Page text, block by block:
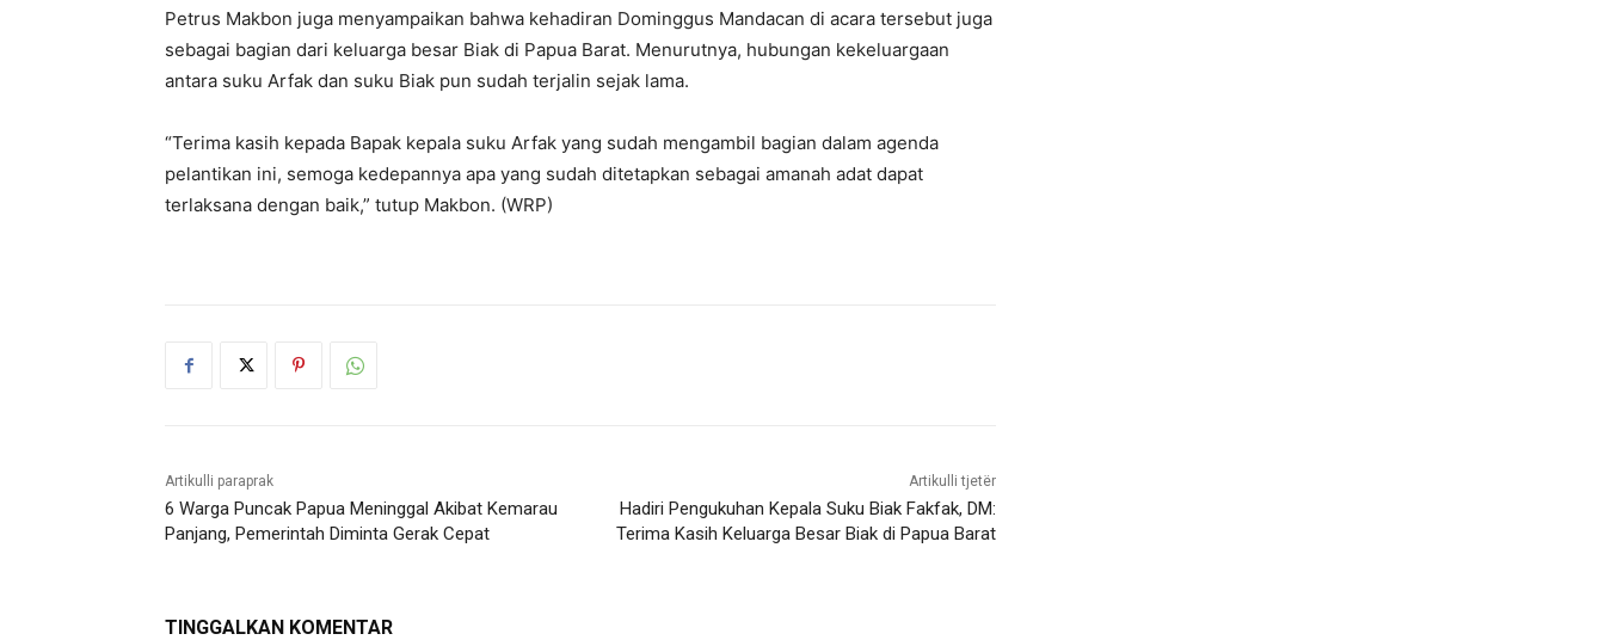
Petrus Makbon juga menyampaikan bahwa kehadiran Dominggus Mandacan di acara tersebut juga
sebagai bagian dari keluarga besar Biak di Papua Barat. Menurutnya, hubungan kekeluargaan
antara suku Arfak dan suku Biak pun sudah terjalin sejak lama.
“Terima kasih kepada Bapak kepala suku Arfak yang sudah mengambil bagian dalam agenda
pelantikan ini, semoga kedepannya apa yang sudah ditetapkan sebagai amanah adat dapat
terlaksana dengan baik,” tutup Makbon. (WRP)
Artikulli paraprak
6 Warga Puncak Papua Meninggal Akibat Kemarau
Panjang, Pemerintah Diminta Gerak Cepat
Artikulli tjetër
Hadiri Pengukuhan Kepala Suku Biak Fakfak, DM:
Terima Kasih Keluarga Besar Biak di Papua Barat
TINGGALKAN KOMENTAR